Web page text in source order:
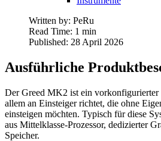
Written by: PeRu
Read Time: 1 min
Published: 28 April 2026
Ausführliche
Der Greed MK2 ist ein
allem an Einsteiger richtet, die ohne
einsteigen möchten. Typisch für diese
aus Mittelklasse-Prozessor, dedizierter
Speicher.